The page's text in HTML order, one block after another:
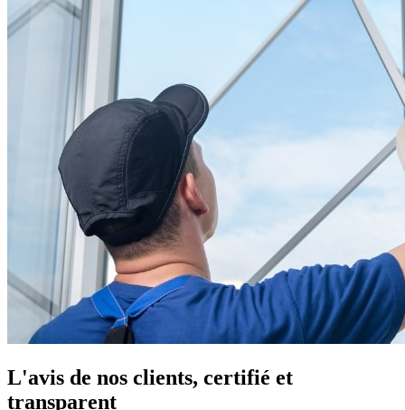
L'avis de nos clients, certifié et
transparent